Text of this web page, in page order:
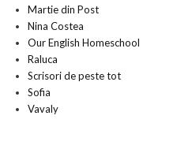
Martie din Post
Nina Costea
Our English Homeschool
Raluca
Scrisori de peste tot
Sofia
Vavaly